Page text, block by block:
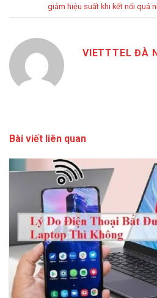
giảm hiệu suất khi kết nối quá
VIETTTEL ĐÀ
Bài viết liên quan